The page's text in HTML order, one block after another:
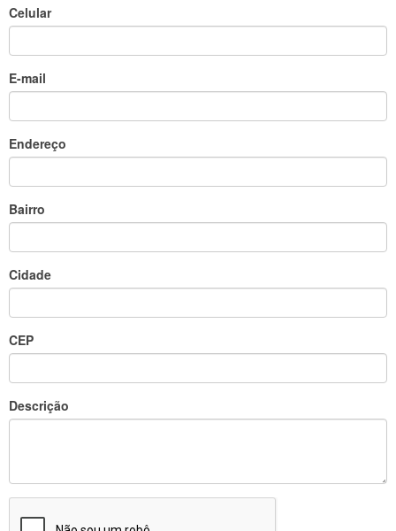
Celular
E-mail
Endereço
Bairro
Cidade
CEP
Descrição